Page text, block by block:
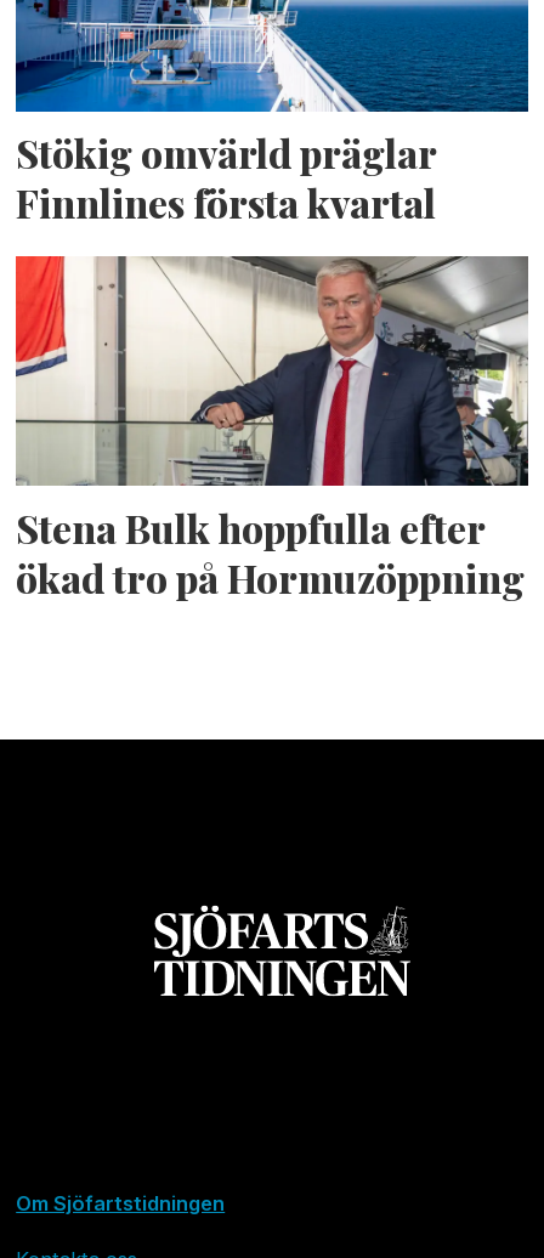
Stökig omvärld präglar
Finnlines första kvartal
Stena Bulk hoppfulla efter
ökad tro på Hormuzöppning
Om Sjöfartstidningen